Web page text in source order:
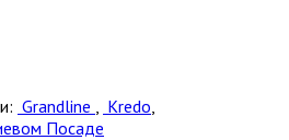
Grandline Kredo
Посаде